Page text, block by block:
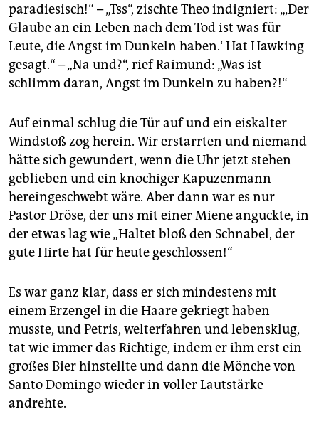
paradiesisch!“ – „Tss“, zischte Theo indigniert: „‚Der
Glaube an ein Leben nach dem Tod ist was für
Leute, die Angst im Dunkeln haben.‘ Hat Hawking
gesagt.“ – „Na und?“, rief Raimund: „Was ist
schlimm daran, Angst im Dunkeln zu haben?!“
Auf einmal schlug die Tür auf und ein eiskalter
Windstoß zog herein. Wir erstarrten und niemand
hätte sich gewundert, wenn die Uhr jetzt stehen
geblieben und ein knochiger Kapuzenmann
hereingeschwebt wäre. Aber dann war es nur
Pastor Dröse, der uns mit einer Miene anguckte, in
der etwas lag wie „Haltet bloß den Schnabel, der
gute Hirte hat für heute geschlossen!“
Es war ganz klar, dass er sich mindestens mit
einem Erzengel in die Haare gekriegt haben
musste, und Petris, welterfahren und lebensklug,
tat wie immer das Richtige, indem er ihm erst ein
großes Bier hinstellte und dann die Mönche von
Santo Domingo wieder in voller Lautstärke
andrehte.